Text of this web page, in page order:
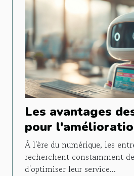
Les avantages
pour
service client
À l'ère du numérique, les
recherchent constamment
d'optimiser leur service...